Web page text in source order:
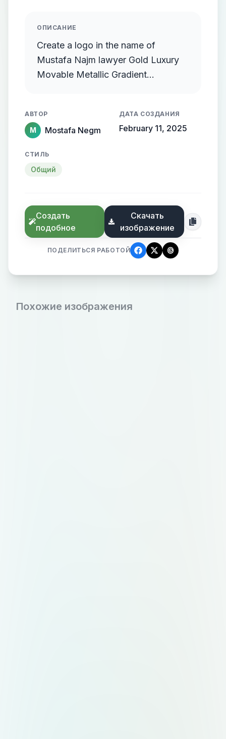
ОПИСАНИЕ
Create a logo in the name of
Mustafa Najm lawyer Gold Luxury
Movable Metallic Gradient
АВТОР
M Mostafa Negm
ДАТА СОЗДАНИЯ
February 11, 2025
СТИЛЬ
Общий
Создать
подобное
Скачать
изображение
ПОДЕЛИТЬСЯ РАБОТОЙ
Похожие изображения